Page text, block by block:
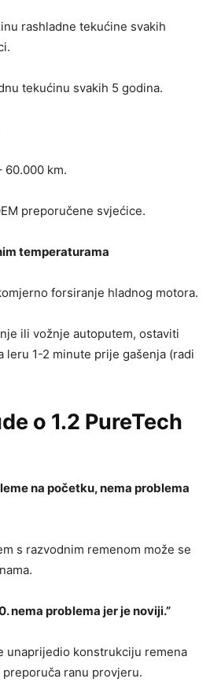
rashladne tekućine svakih
tekućinu svakih 5 godina.
60.000 km.
preporučene svjećice.
temperaturama
forsiranje hladnog motora.
ili vožnje autoputem, ostaviti
leru 1-2 minute prije gašenja (radi
o 1.2 PureTech
na početku, nema problema
s razvodnim remenom može se
nema problema jer je noviji.”
unaprijedio konstrukciju remena
preporuča ranu provjeru.